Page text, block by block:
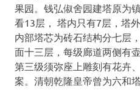
果园。钱弘俶舍园建塔原为
看13层， 塔内只有7层，塔
内部塔芯为砖石结构分七层
面十三层，每级廊道两侧有
第三级须弥座上雕刻有花卉
案。清朝乾隆皇帝曾为六和塔